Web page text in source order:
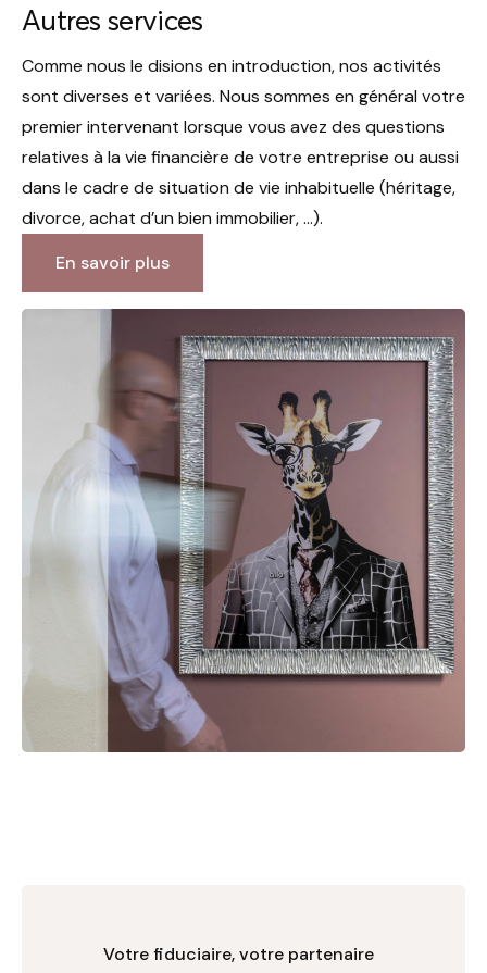
Autres services
Comme nous le disions en introduction, nos activités
sont diverses et variées. Nous sommes en général votre
premier intervenant lorsque vous avez des questions
relatives à la vie financière de votre entreprise ou aussi
dans le cadre de situation de vie inhabituelle (héritage,
divorce, achat d’un bien immobilier, …).
En savoir plus
Votre fiduciaire, votre partenaire